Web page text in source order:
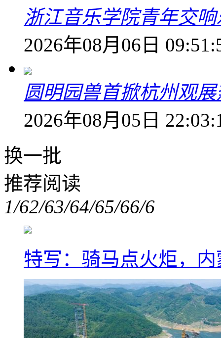
浙江音乐学院青年交
2026年08月06日
圆明园兽首掀杭州观
2026年08月05日
换一批
推荐阅读
1/62/63/64/65/66/6
特写：骑马点火炬，